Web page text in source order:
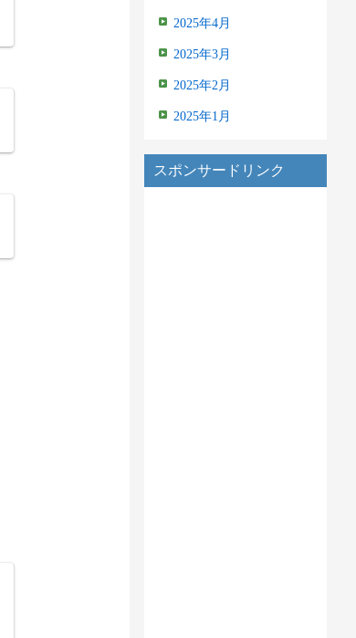
2025年4月
2025年3月
2025年2月
2025年1月
スポンサードリンク